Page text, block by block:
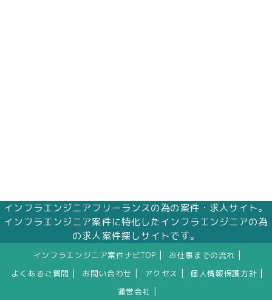
インフラエンジニアフリーランスの為の案件・求人サイト。
インフラエンジニア案件に特化したインフラエンジニアの為
の求人案件探しサイトです。
インフラエンジニア案件ナビTOP お仕事までの流れ
よくあるご質問 お問い合わせ アクセス 個人情報保護方針
運営会社